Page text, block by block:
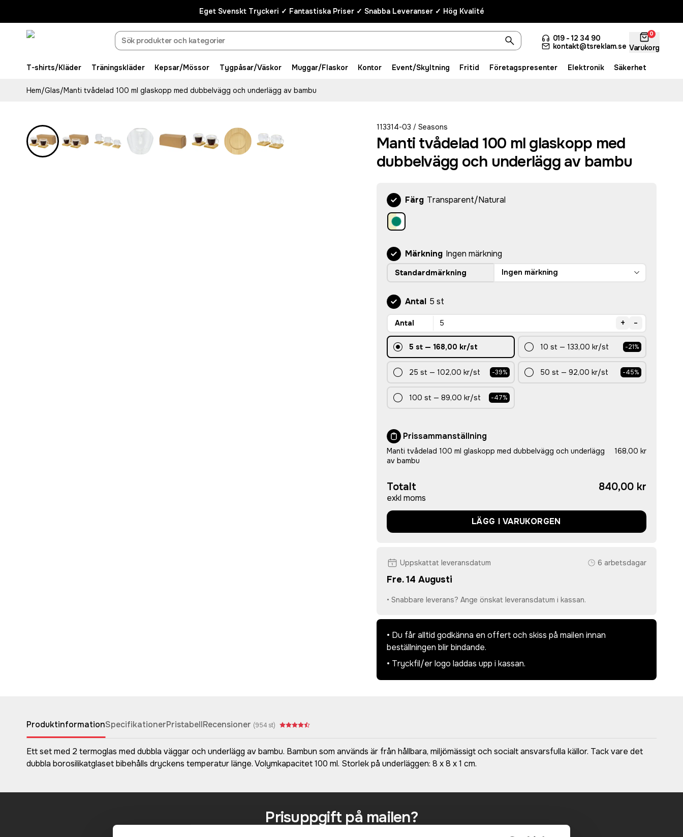
Eget Svenskt Tryckeri ✓ Fantastiska Priser ✓ Snabba Leveranser ✓ Hög Kvalité
019 - 12 34 90
kontakt@tsreklam.se
0
Varukorg
T-shirts/Kläder Träningskläder Kepsar/Mössor Tygpåsar/Väskor Muggar/Flaskor Kontor Event/Skyltning Fritid Företagspresenter Elektronik Säkerhet
Hem/Glas/Manti tvådelad 100 ml glaskopp med dubbelvägg och underlägg av bambu
113314-03 / Seasons
Manti tvådelad 100 ml glaskopp med
dubbelvägg och underlägg av bambu
Färg Transparent/Natural
Märkning Ingen märkning
Standardmärkning Ingen märkning
Antal 5 st
Antal + -
5 st— 168,00 kr/st 10 st —133,00 kr/st -21%
25 st — 102,00 kr/st -39% 50 st —92,00 kr/st -45%
100 st — 89,00 kr/st -47%
Prissammanställning
Manti tvådelad 100 ml glaskopp med dubbelvägg och underlägg
av bambu
168,00 kr
Totalt
exkl moms
840,00 kr
LÄGG I VARUKORGEN
Uppskattat leveransdatum 6 arbetsdagar
Fre. 14 Augusti
• Snabbare leverans? Ange önskat leveransdatum i kassan.
• Du får alltid godkänna en offert och skiss på mailen innan
beställningen blir bindande.
• Tryckfil/er logo laddas upp i kassan.
ProduktinformationSpecifikationerPristabellRecensioner (954 st)
Ett set med 2 termoglas med dubbla väggar och underlägg av bambu. Bambun som används är från hållbara, miljömässigt och socialt ansvarsfulla källor. Tack vare det
dubbla borosilikatglaset bibehålls dryckens temperatur länge. Volymkapacitet 100 ml. Storlek på underläggen: 8 x 8 x 1 cm.
Prisuppgift på mailen?